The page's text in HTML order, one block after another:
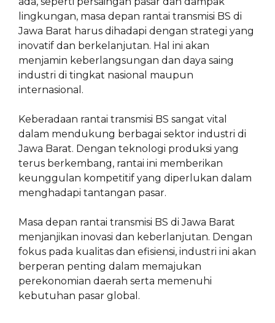
lingkungan, masa depan rantai transmisi BS di
Jawa Barat harus dihadapi dengan strategi yang
inovatif dan berkelanjutan. Hal ini akan
menjamin keberlangsungan dan daya saing
industri di tingkat nasional maupun
internasional.
Keberadaan rantai transmisi BS sangat vital
dalam mendukung berbagai sektor industri di
Jawa Barat. Dengan teknologi produksi yang
terus berkembang, rantai ini memberikan
keunggulan kompetitif yang diperlukan dalam
menghadapi tantangan pasar.
Masa depan rantai transmisi BS di Jawa Barat
menjanjikan inovasi dan keberlanjutan. Dengan
fokus pada kualitas dan efisiensi, industri ini akan
berperan penting dalam memajukan
perekonomian daerah serta memenuhi
kebutuhan pasar global.